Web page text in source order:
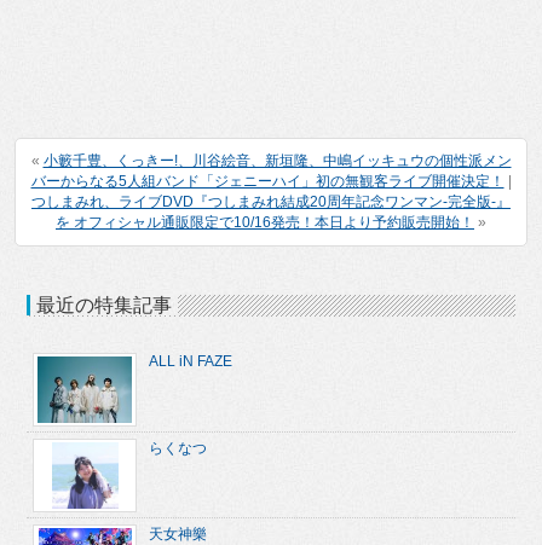
« 小籔千豊、くっきー!、川谷絵音、新垣隆、中嶋イッキュウの個性派メン
バーからなる5人組バンド「ジェニーハイ」初の無観客ライブ開催決定！
つしまみれ、ライブDVD『つしまみれ結成20周年記念ワンマン-完全版-』
を オフィシャル通販限定で10/16発売！本日より予約販売開始！ »
最近の特集記事
ALL iN FAZE
らくなつ
天女神樂